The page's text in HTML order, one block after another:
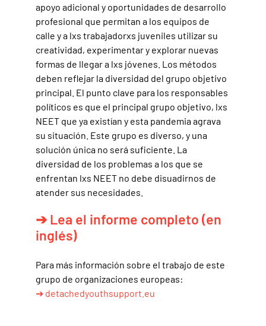
apoyo adicional y oportunidades de desarrollo
profesional que permitan a los equipos de
calle y a lxs trabajadorxs juveniles utilizar su
creatividad, experimentar y explorar nuevas
formas de llegar a lxs jóvenes. Los métodos
deben reflejar la diversidad del grupo objetivo
principal. El punto clave para los responsables
políticos es que el principal grupo objetivo, lxs
NEET que ya existían y esta pandemia agrava
su situación. Este grupo es diverso, y una
solución única no será suficiente. La
diversidad de los problemas a los que se
enfrentan lxs NEET no debe disuadirnos de
atender sus necesidades.
➔ Lea el informe completo (en
inglés)
Para más información sobre el trabajo de este
grupo de organizaciones europeas:
➔ detachedyouthsupport.eu